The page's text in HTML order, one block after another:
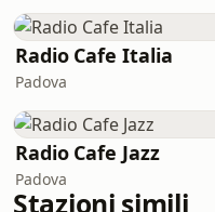
Radio Cafe Italia
Padova
Radio Cafe Jazz
Padova
Stazioni simili